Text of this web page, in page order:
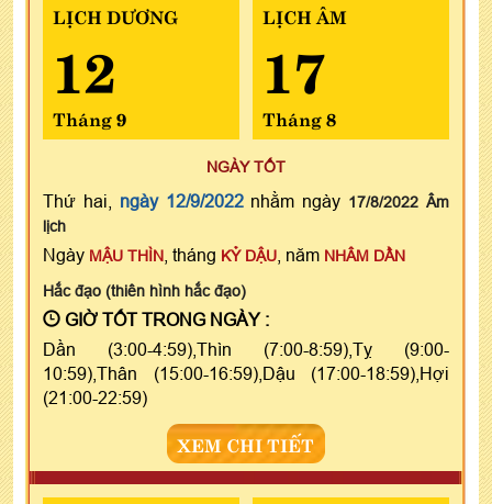
LỊCH DƯƠNG
12
Tháng 9
LỊCH ÂM
17
Tháng 8
NGÀY TỐT
Thứ hai, ngày 12/9/2022nhằm ngày 17/8/2022 Âm
lịch
Ngày MẬU THÌN , tháng KỶ DẬU , năm NHÂM DẦN
Hắc đạo (thiên hình hắc đạo)
GIỜ TỐT TRONG NGÀY :
Dần (3:00-4:59),Thìn (7:00-8:59),Tỵ (9:00-
10:59),Thân (15:00-16:59),Dậu (17:00-18:59),Hợi
(21:00-22:59)
XEM CHI TIẾT